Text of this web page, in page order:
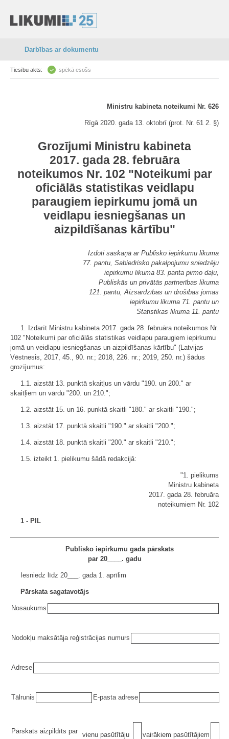
Darbības ar dokumentu
Tiesību akts: spēkā esošs
Ministru kabineta noteikumi Nr. 626
Rīgā 2020. gada 13. oktobrī (prot. Nr. 61 2. §)
Grozījumi Ministru kabineta
2017. gada 28. februāra
noteikumos Nr. 102 "Noteikumi par
oficiālās statistikas veidlapu
paraugiem iepirkumu jomā un
veidlapu iesniegšanas un
aizpildīšanas kārtību"
Izdoti saskaņā ar Publisko iepirkumu likuma
77. pantu, Sabiedrisko pakalpojumu sniedzēju
iepirkumu likuma 83. panta pirmo daļu,
Publiskās un privātās partnerības likuma
121. pantu, Aizsardzības un drošības jomas
iepirkumu likuma 71. pantu un
Statistikas likuma 11. pantu
1. Izdarīt Ministru kabineta 2017. gada 28. februāra noteikumos Nr.
102 "Noteikumi par oficiālās statistikas veidlapu paraugiem iepirkumu
jomā un veidlapu iesniegšanas un aizpildīšanas kārtību" (Latvijas
Vēstnesis, 2017, 45., 90. nr.; 2018, 226. nr.; 2019, 250. nr.) šādus
grozījumus:
1.1. aizstāt 13. punktā skaitļus un vārdu "190. un 200." ar
skaitļiem un vārdu "200. un 210.";
1.2. aizstāt 15. un 16. punktā skaitli "180." ar skaitli "190.";
1.3. aizstāt 17. punktā skaitli "190." ar skaitli "200.";
1.4. aizstāt 18. punktā skaitli "200." ar skaitli "210.";
1.5. izteikt 1. pielikumu šādā redakcijā:
"1. pielikums
Ministru kabineta
2017. gada 28. februāra
noteikumiem Nr. 102
1 - PIL
Publisko iepirkumu gada pārskats
par 20____. gadu
Iesniedz līdz 20___. gada 1. aprīlim
Pārskata sagatavotājs
Nosaukums
Nodokļu maksātāja reģistrācijas numurs
Adrese
Tālrunis E-pasta adrese
Pārskats aizpildīts par vienu pasūtītāju vairākiem pasūtītājiem